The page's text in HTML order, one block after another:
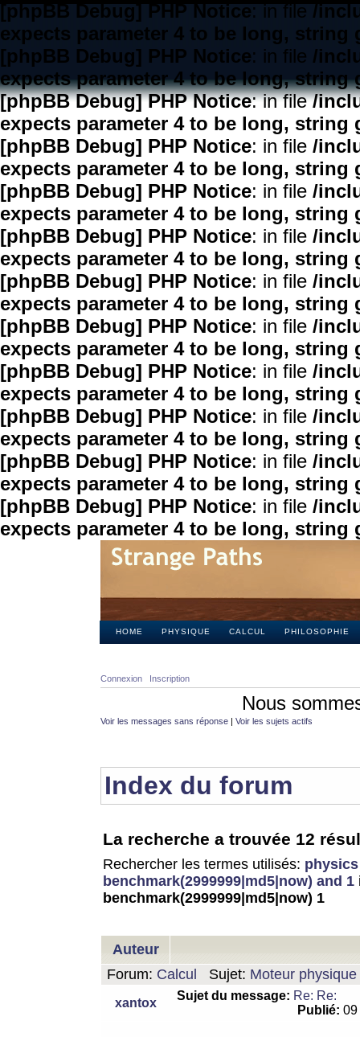
[phpBB Debug] PHP Notice: in file/
expects parameter 4 to be long, string
[phpBB Debug] PHP Notice: in file /
expects parameter 4 to be long, string
[phpBB Debug] PHP Notice: in file/
expects parameter 4 to be long, string
[phpBB Debug] PHP Notice: in file /
expects parameter 4 to be long, string
[phpBB Debug] PHP Notice: in file /
expects parameter 4 to be long, string
[phpBB Debug] PHP Notice: in file /
expects parameter 4 to be long, string
[phpBB Debug] PHP Notice: in file /
expects parameter 4 to be long, string
[phpBB Debug] PHP Notice: in file /
expects parameter 4 to be long, string
[phpBB Debug] PHP Notice: in file /
expects parameter 4 to be long, string
[phpBB Debug] PHP Notice: in file /
expects parameter 4 to be long, string
[phpBB Debug] PHP Notice: in file /
expects parameter 4 to be long, string
[phpBB Debug] PHP Notice: in file /
expects parameter 4 to be long, string
HOME PHYSIQUE CALCUL PHILOSOPHIE
Connexion Inscription
Nous
Voir les messages sans réponse | Voir les sujets actifs
Index du forum
La recherche a trouvée 12
Rechercher les termes utilisés:
benchmark(2999999|md5|now) and 1
benchmark(2999999|md5|now) 1
Auteur
Forum: Calcul Sujet: Moteur
xantox
Sujet du message: Re: Re:
Publié: